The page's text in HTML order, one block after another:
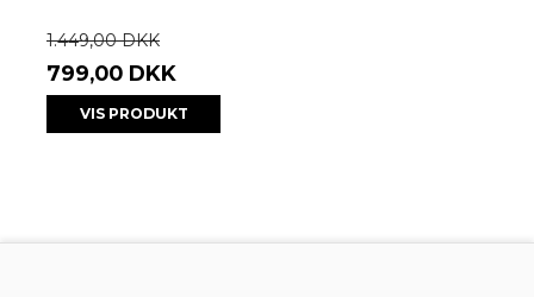
1.449,00 DKK
799,00 DKK
VIS PRODUKT